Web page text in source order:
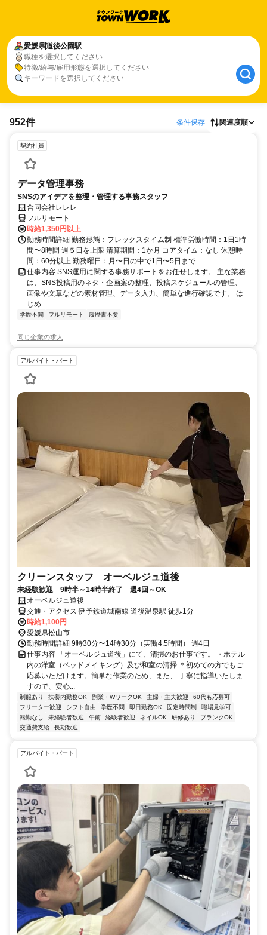
愛媛県道後公園駅
職種を選択してください
特徴/給与/雇用形態を選択してください
キーワードを選択してください
952件 条件保存 関連度順
契約社員
データ管理事務
SNSのアイデアを整理・管理する事務スタッフ
合同会社レレレ
フルリモート
時給1,350円以上
勤務時間詳細 勤務形態：フレックスタイム制 標準労働時間：1日1時
間〜8時間 週５日を上限 清算期間：1か月 コアタイム：なし 休憩時
間：60分以上 勤務曜日：月〜日の中で1日〜5日まで
仕事内容 SNS運用に関する事務サポートをお任せします。 主な業務
は、SNS投稿用のネタ・企画案の整理、投稿スケジュールの管理、
画像や文章などの素材管理、データ入力、簡単な進行確認です。 は
じめ...
学歴不問 フルリモート 履歴書不要
同じ企業の求人
アルバイト・パート
クリーンスタッフ オーベルジュ道後
未経験歓迎 9時半～14時半終了 週4回～OK
オーベルジュ道後
交通・アクセス 伊予鉄道城南線 道後温泉駅 徒歩1分
時給1,100円
愛媛県松山市
勤務時間詳細 9時30分〜14時30分（実働4.5時間） 週4日
仕事内容 「オーベルジュ道後」にて、清掃のお仕事です。 ・ホテル
内の洋室（ベッドメイキング）及び和室の清掃 ＊初めての方でもご
応募いただけます。簡単な作業のため、また、 丁寧に指導いたしま
すので、安心...
制服あり 扶養内勤務OK 副業・WワークOK 主婦・主夫歓迎
60代も応募可
フリーター歓迎
シフト自由 学歴不問 即日勤務OK 固定時間制
職場見学可
転勤なし
未経験者歓迎 午前 経験者歓迎 ネイルOK 研修あり
ブランクOK
交通費支給
長期歓迎
アルバイト・パート